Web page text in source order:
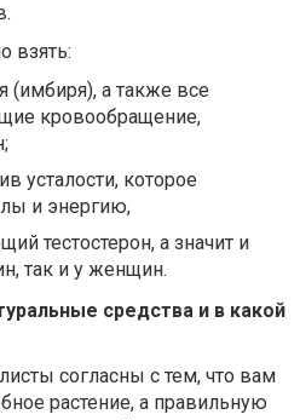
взять:
а также все
кровообращение,
усталости, которое
и энергию,
тестостерон, а значит и
так и у женщин.
средства и в какой
согласны с тем, что вам
растение, а правильную